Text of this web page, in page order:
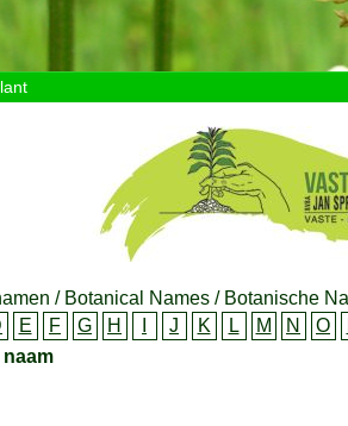
/ Botanical Names / Botanische
E F G H J K L M N O